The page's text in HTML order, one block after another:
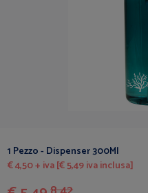
1 Pezzo - Dispenser 300Ml
€ 4,50 + iva [€ 5,49 iva inclusa]